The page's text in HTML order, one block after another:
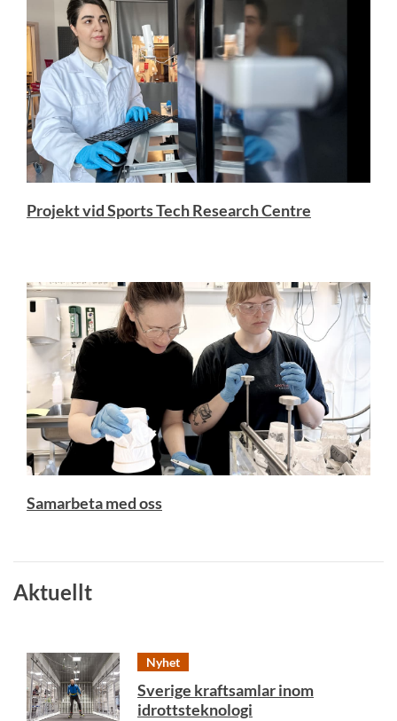
Projekt vid Sports Tech Research Centre
Samarbeta med oss
Aktuellt
Nyhet
Sverige kraftsamlar inom
idrottsteknologi